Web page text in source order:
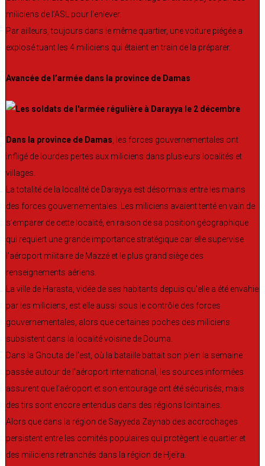
miliciens de l’ASL pour l’enlever.
Par ailleurs, toujours dans le même quartier, une voiture piégée a
explosé tuant les 4 miliciens qui étaient en train de la préparer.
Avancée de l’armée dans la province de Damas
Dans la province de Damas , les forces gouvernementales ont
infligé de lourdes pertes aux miliciens dans plusieurs localités et
villages.
La totalité de la localité de Darayya est désormais entre les mains
des forces gouvernementales. Les miliciens avaient tenté en vain de
s’emparer de cette localité, en raison de sa position géographique
qui requiert une grande importance stratégique car elle supervise
l’aéroport militaire de Mazzé et le plus grand siège des
renseignements aériens.
La ville de Harasta, vidée de ses habitants depuis qu’elle a été envahie
par les miliciens, est elle aussi sous le contrôle des forces
gouvernementales, alors que certaines poches des miliciens
subsistent dans la localité voisine de Douma.
Dans la Ghouta de l’est, où la bataille battait son plein la semaine
passée autour de l’aéroport international, les sources informées
assurent que l’aéroport et son entourage ont été sécurisés, mais
des tirs sont encore entendus dans des régions lointaines.
Alors que dans la région de Sayyeda Zaynab des accrochages
persistent entre les comités populaires qui protègent le quartier et
des miliciens retranchés dans la région de Hjeïra.